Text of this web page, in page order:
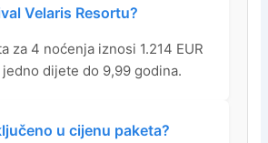
Velaris Resortu?
za 4 noćenja iznosi 1.214 EUR
dijete do 9,99 godina.
u cijenu paketa?